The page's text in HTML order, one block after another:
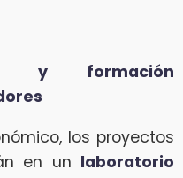
y formación
los proyectos
en un laboratorio